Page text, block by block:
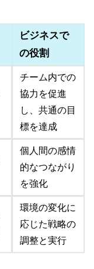
ビジネスで
の役割
チーム内での
協力を促進
し、共通の目
標を達成
個人間の感情
的なつながり
を強化
環境の変化に
応じた戦略の
調整と実行